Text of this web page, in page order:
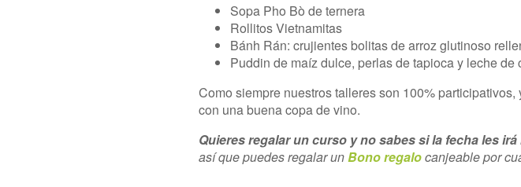
Sopa Pho Bò de ternera
Rollitos Vietnamitas
Bánh Rán: crujientes bolitas de arroz glutinoso
Puddin de maíz dulce, perlas de tapioca y leche de
Como siempre nuestros talleres son 100%
con una buena copa de vino.
Quieres regalar un curso y no sabes si la fecha les irá
así que puedes regalar unBono regalocanjeable por